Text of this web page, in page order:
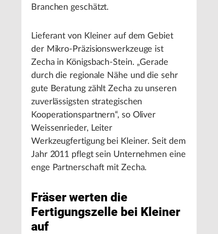
Branchen geschätzt.
Lieferant von Kleiner auf dem Gebiet
der Mikro-Präzisionswerkzeuge ist
Zecha in Königsbach-Stein. „Gerade
durch die regionale Nähe und die sehr
gute Beratung zählt Zecha zu unseren
zuverlässigsten strategischen
Kooperationspartnern“, so Oliver
Weissenrieder, Leiter
Werkzeugfertigung bei Kleiner. Seit dem
Jahr 2011 pflegt sein Unternehmen eine
enge Partnerschaft mit Zecha.
Fräser werten die
Fertigungszelle bei Kleiner
auf